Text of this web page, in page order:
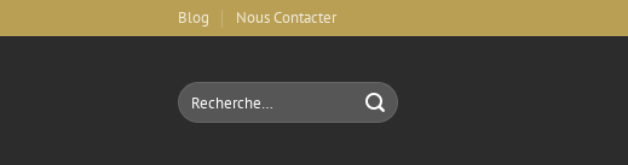
au
Blog Nous Contacter
Recherche
pour :